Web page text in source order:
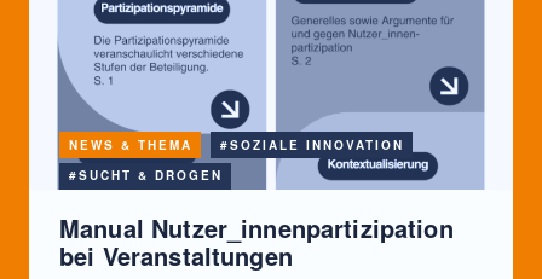
NEWS & THEMA
#SOZIALE INNOVATION
#SUCHT & DROGEN
Manual Nutzer_innenpartizipation
bei Veranstaltungen